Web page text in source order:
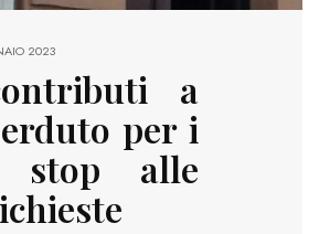
2023
a
per i
stop alle